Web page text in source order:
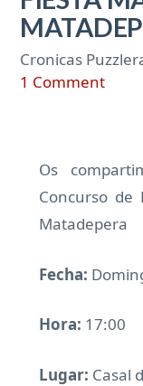
Cronicas
1 Comment
Os
Concurso de
Matadepera
Fecha:
Hora: 17:00
Lugar: Casal